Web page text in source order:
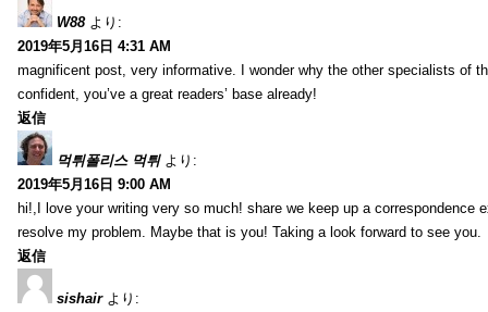
W88 より:
2019年5月16日 4:31 AM
magnificent post, very informative. I wonder why the other specialists of
confident, you’ve a great readers’ base already!
返信
먹튀폴리스 먹튀 より:
2019年5月16日 9:00 AM
hi!,I love your writing very so much! share we keep up a correspondence
resolve my problem. Maybe that is you! Taking a look forward to see you.
返信
sishair より: